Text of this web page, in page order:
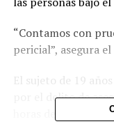
“Contamos con
pericial”, asegura
El sujeto de 19
por el delito de
horas después de